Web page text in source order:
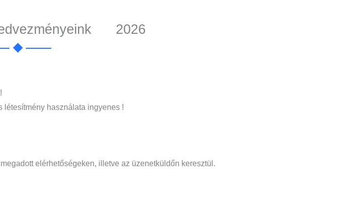
2026
létesítmény használata ingyenes !
elérhetőségeken, illetve az üzenetküldőn keresztül.